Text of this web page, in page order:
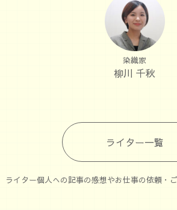
染織家
柳川 千秋
ライター一覧
ライター個人への記事の感想やお仕事の依頼・